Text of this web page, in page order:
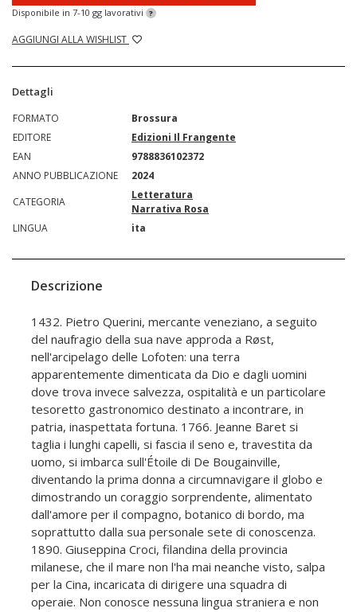
Disponibile in 7-10 gg lavorativi ?
AGGIUNGI ALLA WISHLIST
Dettagli
FORMATO
Brossura
EDITORE
Edizioni Il Frangente
EAN
9788836102372
ANNO PUBBLICAZIONE
2024
CATEGORIA
Letteratura
Narrativa Rosa
LINGUA
ita
Descrizione
1432. Pietro Querini, mercante veneziano, a seguito
del naufragio della sua nave approda a Røst,
nell'arcipelago delle Lofoten: una terra
apparentemente dimenticata da Dio e dagli uomini
dove trova invece salvezza, ospitalità e un particolare
tesoretto gastronomico destinato a incontrare, in
patria, inaspettata fortuna. 1766. Jeanne Baret si
taglia i lunghi capelli, si fascia il seno e, travestita da
uomo, si imbarca sull'Étoile di De Bougainville,
diventando la prima donna a circumnavigare il globo e
dimostrando un coraggio sorprendente, alimentato
dall'amore per il compagno, botanico di bordo, ma
soprattutto dalla sua personale sete di conoscenza.
1890. Giuseppina Croci, filandina della provincia
milanese, che il mare non l'ha mai neanche visto, salpa
per la Cina, incaricata di dirigere una squadra di
operaie. Non conosce nessuna lingua straniera e non